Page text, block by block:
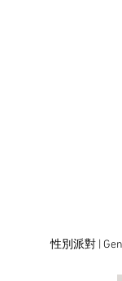
性別派對 |